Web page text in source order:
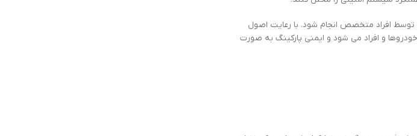
افراد متخصص انجام شود. با رعایت اصول
و افراد می شود و ایمنی پارکینگ به صورت